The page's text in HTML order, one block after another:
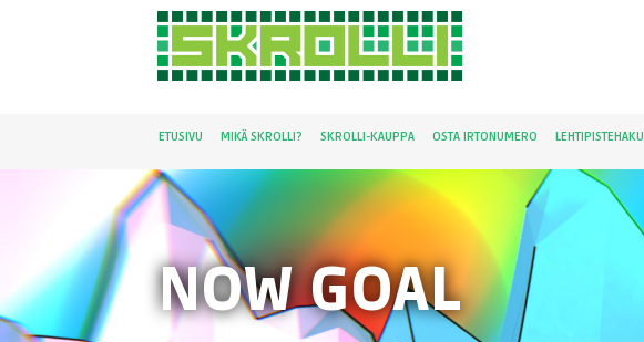
ETUSIVU MIKÄ SKROLLI? SKROLLI-KAUPPA OSTA IRTONUMERO LEHTIPISTEHAKU
NOW GOAL